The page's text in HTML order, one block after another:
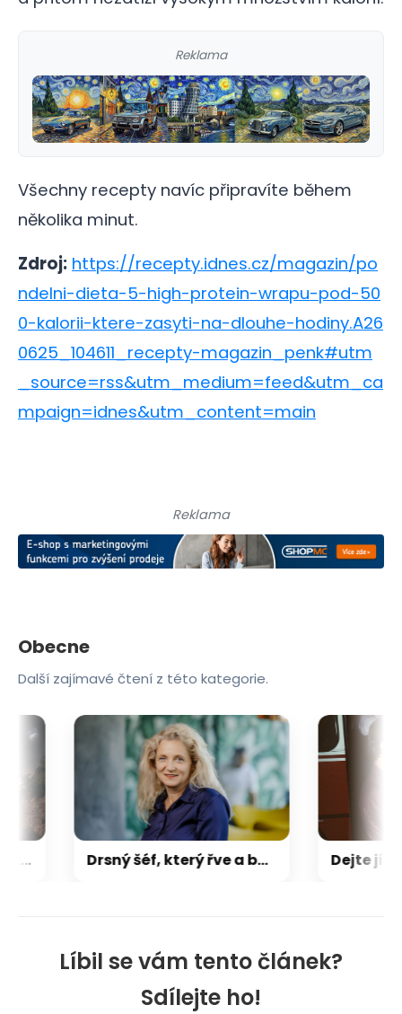
Reklama
Všechny recepty navíc připravíte během
několika minut.
Zdroj: https://recepty.idnes.cz/magazin/po
ndelni-dieta-5-high-protein-wrapu-pod-50
0-kalorii-ktere-zasyti-na-dlouhe-hodiny.A26
0625_104611_recepty-magazin_penk#utm
_source=rss&utm_medium=feed&utm_ca
mpaign=idnes&utm_content=main
Líbil se vám tento článek?
Sdílejte ho!
Reklama
Obecne
Další zajímavé čtení z této kategorie.
Drsný šéf, který řve a bouchá pěstí? Na to už není nikdo zvědavý, říká headhunterka